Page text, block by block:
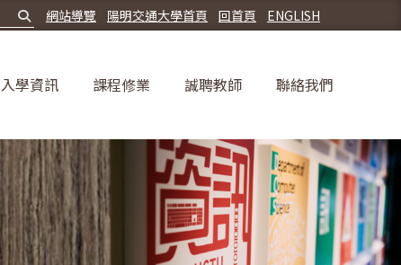
ENGLISH
回首頁
陽明交通大學首頁
網站導覽
入學資訊 課程修業 誠聘教師 聯絡我們